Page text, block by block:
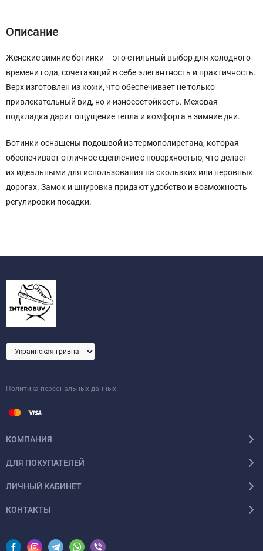
Описание
Женские зимние ботинки – это стильный выбор для холодного
времени года, сочетающий в себе элегантность и практичность.
Верх изготовлен из кожи, что обеспечивает не только
привлекательный вид, но и износостойкость. Меховая
подкладка дарит ощущение тепла и комфорта в зимние дни.
Ботинки оснащены подошвой из термополиретана, которая
обеспечивает отличное сцепление с поверхностью, что делает
их идеальными для использования на скользких или неровных
дорогах. Замок и шнуровка придают удобство и возможность
регулировки посадки.
Политика персональных данных
КОМПАНИЯ
ДЛЯ ПОКУПАТЕЛЕЙ
ЛИЧНЫЙ КАБИНЕТ
КОНТАКТЫ